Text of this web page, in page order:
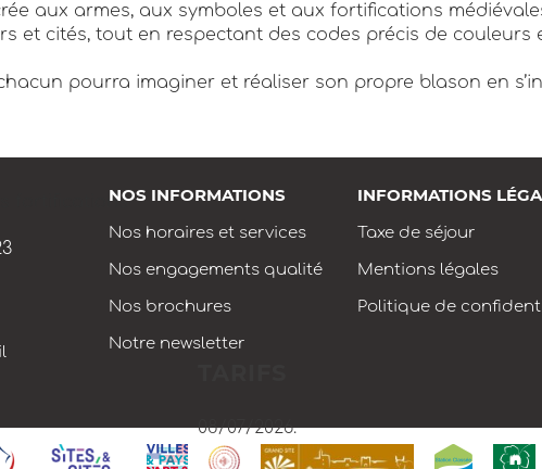
aux armes, aux symboles et aux fortifications
et cités, tout en respectant des codes précis de couleurs
pourra imaginer et réaliser son propre blason en
fortifications
08/07/2026.
NOS INFORMATIONS
Nos horaires et services
Nos engagements qualité
Nos brochures
Notre newsletter
INFORMATIONS
Taxe de séjour
Mentions légales
Politique de